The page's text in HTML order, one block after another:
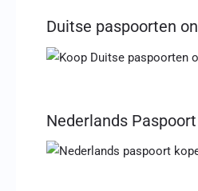
Duitse paspoorten
Nederlands